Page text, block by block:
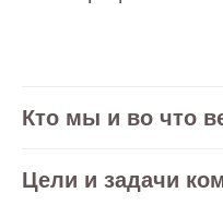
Кто мы и во что
Цели и задачи